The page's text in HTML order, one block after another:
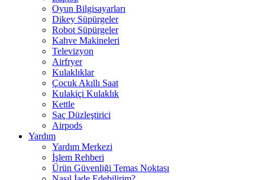
Oyun Bilgisayarları
Dikey Süpürgeler
Robot Süpürgeler
Kahve Makineleri
Televizyon
Airfryer
Kulaklıklar
Çocuk Akıllı Saat
Kulakiçi Kulaklık
Kettle
Saç Düzleştirici
Airpods
Yardım
Yardım Merkezi
İşlem Rehberi
Ürün Güvenliği Temas Noktası